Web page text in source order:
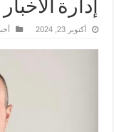
إدارة
أكتوبر 23, 2024